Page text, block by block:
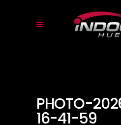
PHOTO-
16-41-59